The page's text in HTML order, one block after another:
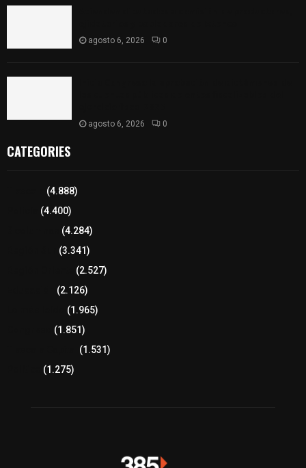
agosto 6, 2026 0
agosto 6, 2026 0
CATEGORIES
(4.888)
(4.400)
(4.284)
(3.341)
(2.527)
(2.126)
(1.965)
(1.851)
(1.531)
(1.275)